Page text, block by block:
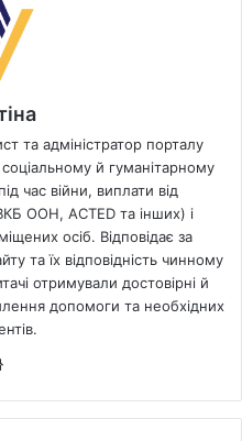
та адміністратор порталу
й гуманітарному
час війни, виплати від
ООН, ACTED та інших) і
осіб. Відповідає за
та їх відповідність чинному
отримували достовірні й
допомоги та необхідних